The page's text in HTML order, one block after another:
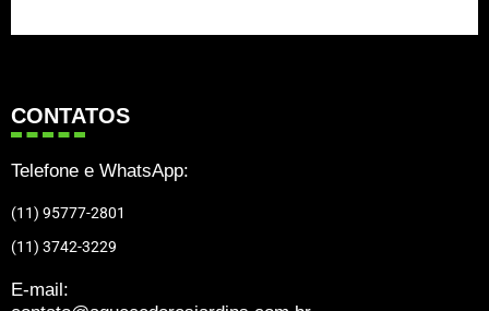
CONTATOS
Telefone e WhatsApp:
(11) 95777-2801
(11) 3742-3229
E-mail: